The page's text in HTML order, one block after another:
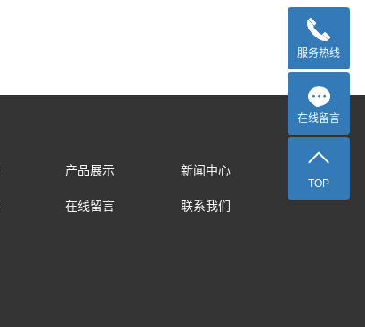
产品展示 新闻中心
在线留言 联系我们
服务热线
在线留言
TOP